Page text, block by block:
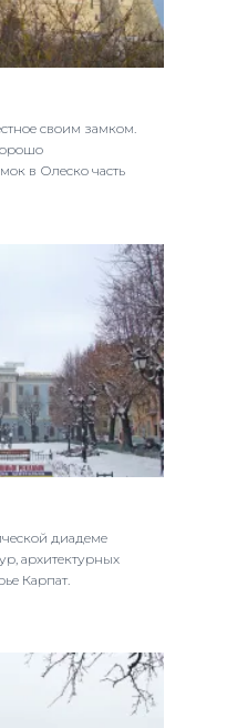
своим замком.
в Олеско часть
диадеме
архитектурных
Карпат.